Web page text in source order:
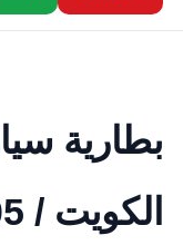
بطارية